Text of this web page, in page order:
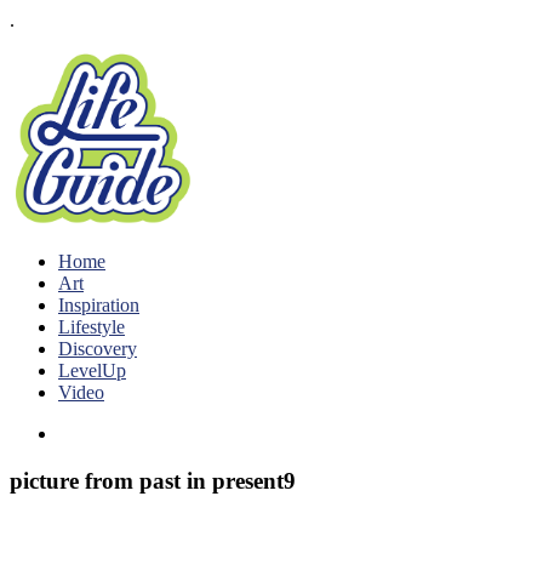
.
Home
Art
Inspiration
Lifestyle
Discovery
LevelUp
Video
picture from past in present9